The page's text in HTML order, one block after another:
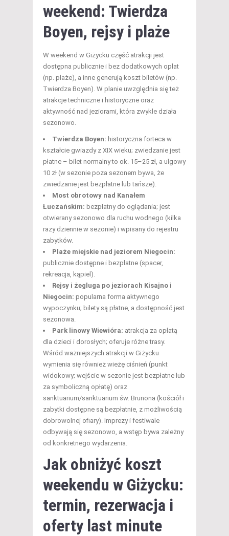
weekend: Twierdza
Boyen, rejsy i plaże
W weekend w Giżycku część atrakcji jest
dostępna publicznie i bez dodatkowych opłat
(np. plaże), a inne generują koszt biletów (np.
Twierdza Boyen). W planie uwzględnia się też
atrakcje techniczne i historyczne oraz
aktywność nad jeziorami, która zwykle działa
sezonowo.
Twierdza Boyen: historyczna forteca w
kształcie gwiazdy z XIX wieku; zwiedzanie jest
płatne – bilet normalny to ok. 15–25 zł, a ulgowy
10 zł (w sezonie poza sezonem bywa, że
zwiedzanie jest bezpłatne lub tańsze).
Most obrotowy nad Kanałem
Łuczańskim: bezpłatny do oglądania; jest
otwierany sezonowo dla ruchu wodnego (kilka
razy dziennie w sezonie) i wpisany do rejestru
zabytków.
Plaże miejskie nad jeziorem Niegocin:
publicznie dostępne i bezpłatne (spacer,
rekreacja, kąpiel).
Rejsy i żegluga po jeziorach Kisajno i
Niegocin: popularna forma aktywnego
wypoczynku; bilety są płatne, a dostępność jest
sezonowa.
Park linowy Wiewióra: atrakcja za opłatą
dla dzieci i dorosłych; oferuje różne trasy.
Wśród ważniejszych atrakcji w Giżycku
wymienia się również wieżę ciśnień (punkt
widokowy; wejście w sezonie jest bezpłatne lub
za symboliczną opłatę) oraz
sanktuarium/sanktuarium św. Brunona (kościół i
zabytki dostępne są bezpłatnie, z możliwością
dobrowolnej ofiary). Imprezy i festiwale
odbywają się sezonowo, a wstęp bywa zależny
od konkretnego wydarzenia.
Jak obniżyć koszt
weekendu w Giżycku:
termin, rezerwacja i
oferty last minute